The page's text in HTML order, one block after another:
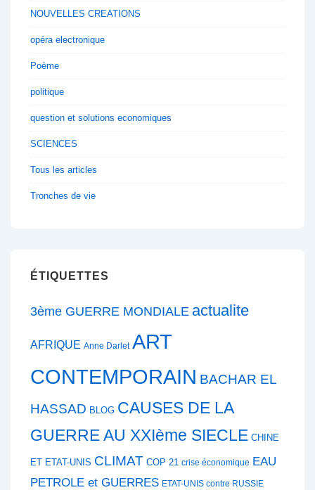
NOUVELLES CREATIONS
opéra electronique
Poème
politique
question et solutions economiques
SCIENCES
Tous les articles
Tronches de vie
ÉTIQUETTES
3ème GUERRE MONDIALE actualite
AFRIQUE Anne Darlet ART
CONTEMPORAIN BACHAR EL
HASSAD BLOG CAUSES DE LA
GUERRE AU XXIème SIECLE CHINE
ET ETAT-UNIS CLIMAT COP 21 crise économique EAU
PETROLE et GUERRES ETAT-UNIS contre RUSSIE